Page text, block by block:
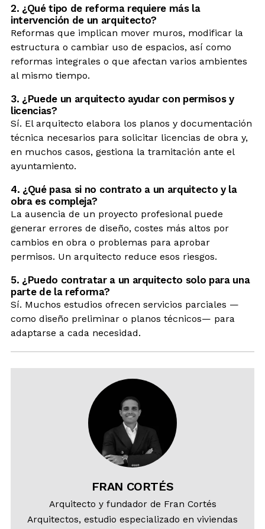
2. ¿Qué tipo de reforma requiere más la
intervención de un arquitecto?
Reformas que implican mover muros, modificar la
estructura o cambiar uso de espacios, así como
reformas integrales o que afectan varios ambientes
al mismo tiempo.
3. ¿Puede un arquitecto ayudar con permisos y
licencias?
Sí. El arquitecto elabora los planos y documentación
técnica necesarios para solicitar licencias de obra y,
en muchos casos, gestiona la tramitación ante el
ayuntamiento.
4. ¿Qué pasa si no contrato a un arquitecto y la
obra es compleja?
La ausencia de un proyecto profesional puede
generar errores de diseño, costes más altos por
cambios en obra o problemas para aprobar
permisos. Un arquitecto reduce esos riesgos.
5. ¿Puedo contratar a un arquitecto solo para una
parte de la reforma?
Sí. Muchos estudios ofrecen servicios parciales —
como diseño preliminar o planos técnicos— para
adaptarse a cada necesidad.
FRAN CORTÉS
Arquitecto y fundador de Fran Cortés
Arquitectos, estudio especializado en viviendas